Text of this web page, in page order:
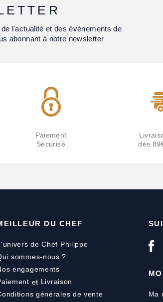
l'actualité et des événements de
abonnant à notre newsletter
Paiement
Sécurisé
dès
DU CHEF
de Chef Philippe
sommes-nous ?
engagements
et Livraison
générales de vente
Ma